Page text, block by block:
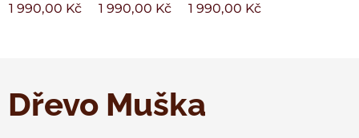
1 990,00 Kč 1 990,00 Kč 1 990,00 Kč
Dřevo Muška